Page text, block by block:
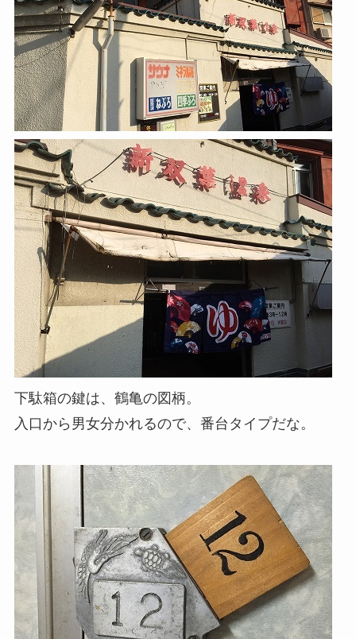
下駄箱の鍵は、鶴亀の図柄。
入口から男女分かれるので、番台タイプだな。